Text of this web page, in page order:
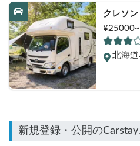
クレソ
庫付 / 電
FFヒー
北海